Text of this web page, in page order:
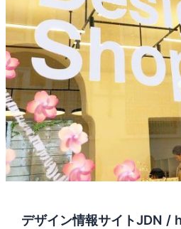
デザイン情報サイトJDN /